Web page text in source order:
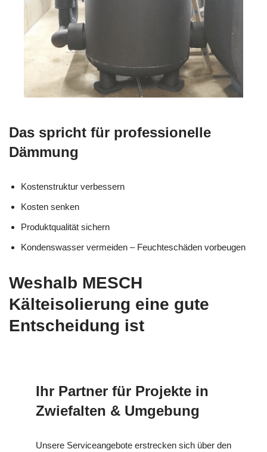
Das spricht für professionelle
Dämmung
Kostenstruktur verbessern
Kosten senken
Produktqualität sichern
Kondenswasser vermeiden – Feuchteschäden vorbeugen
Weshalb MESCH
Kälteisolierung eine gute
Entscheidung ist
Ihr Partner für Projekte in
Zwiefalten & Umgebung
Unsere Serviceangebote erstrecken sich über den